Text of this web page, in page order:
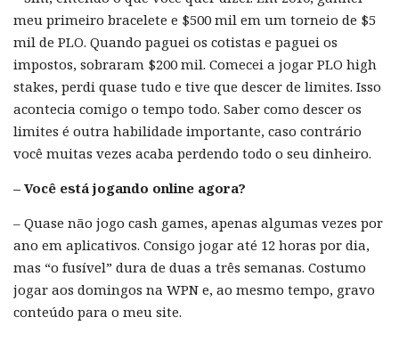
meu primeiro bracelete e $500 mil em um torneio de $5
mil de PLO. Quando paguei os cotistas e paguei os
impostos, sobraram $200 mil. Comecei a jogar PLO high
stakes, perdi quase tudo e tive que descer de limites. Isso
acontecia comigo o tempo todo. Saber como descer os
limites é outra habilidade importante, caso contrário
você muitas vezes acaba perdendo todo o seu dinheiro.
– Você está jogando online agora?
– Quase não jogo cash games, apenas algumas vezes por
ano em aplicativos. Consigo jogar até 12 horas por dia,
mas “o fusível” dura de duas a três semanas. Costumo
jogar aos domingos na WPN e, ao mesmo tempo, gravo
conteúdo para o meu site.